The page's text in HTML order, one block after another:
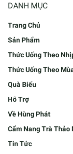
DANH MỤC
Trang Chủ
Sản Phẩm
Thức Uống Theo
Thức Uống Theo
Quà Biếu
Hỗ Trợ
Về Hùng Phát
Cẩm Nang Trà Thảo
Tin Tức